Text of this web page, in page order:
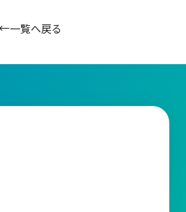
一覧へ戻る